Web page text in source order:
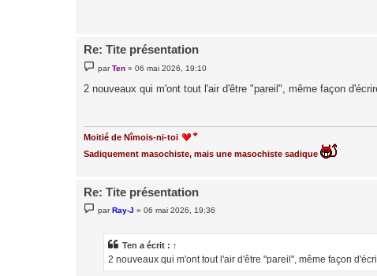
Re: Tite présentation
e
s
parTen »06 mai 2026, 19:10
2 nouveaux qui m'ont tout l'air d'être "pareil", même façon
Moitié de Nîmois-ni-toi
Sadiquement masochiste, mais une masochiste sadique
Re: Tite présentation
e
parRay-J »06 mai 2026, 19:36
Ten a écrit : ↑
2 nouveaux qui m'ont tout l'air d'être "pareil", même façon